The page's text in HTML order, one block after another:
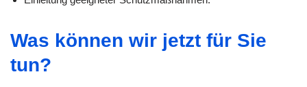
Was können wir jetzt für Sie
tun?